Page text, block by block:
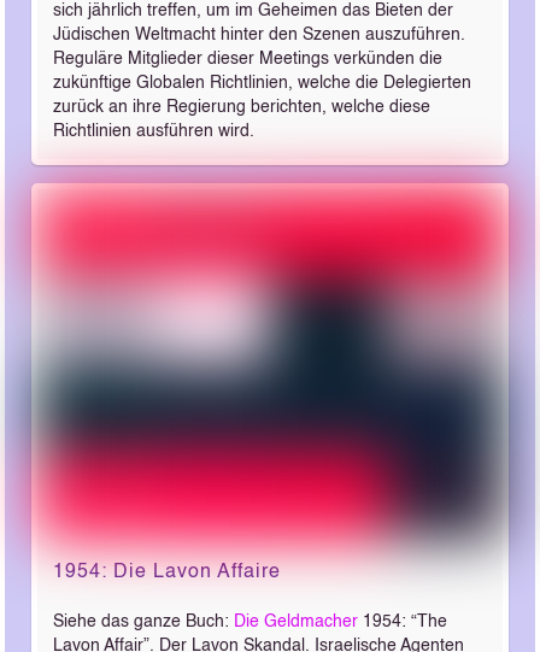
sich jährlich treffen, um im Geheimen das Bieten der
Jüdischen Weltmacht hinter den Szenen auszuführen.
Reguläre Mitglieder dieser Meetings verkünden die
zukünftige Globalen Richtlinien, welche die Delegierten
zurück an ihre Regierung berichten, welche diese
Richtlinien ausführen wird.
1954: Die Lavon ­Affaire
Siehe das ganze Buch: Die Geldmacher 1954: “The
Lavon Affair”. Der Lavon Skandal. Israelische Agenten